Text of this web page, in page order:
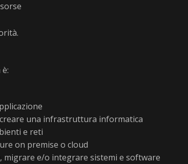
una infrastruttura informatica
e reti
on premise o cloud
migrare e/o integrare sistemi e software